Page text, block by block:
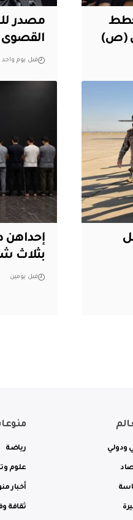
(ص)
مصدر
القصوى
قبل يوم واحد
إحداهن
بثلاث
قبل يومين
ودولي رياضة
علوم
أخبار
ثقافة